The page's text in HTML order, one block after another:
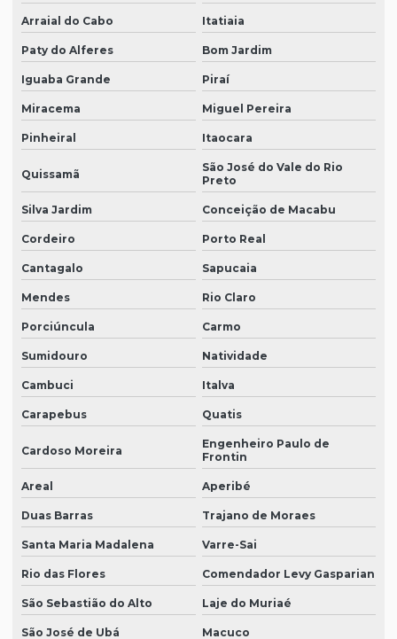
Arraial do Cabo Itatiaia
Paty do Alferes Bom Jardim
Iguaba Grande Piraí
Miracema Miguel Pereira
Pinheiral Itaocara
Quissamã
São José do Vale do Rio
Preto
Silva Jardim Conceição de Macabu
Cordeiro Porto Real
Cantagalo Sapucaia
Mendes Rio Claro
Porciúncula Carmo
Sumidouro Natividade
Cambuci Italva
Carapebus Quatis
Cardoso Moreira
Engenheiro Paulo de
Frontin
Areal Aperibé
Duas Barras Trajano de Moraes
Santa Maria Madalena Varre-Sai
Rio das Flores Comendador Levy Gasparian
São Sebastião do Alto Laje do Muriaé
São José de Ubá
Macuco